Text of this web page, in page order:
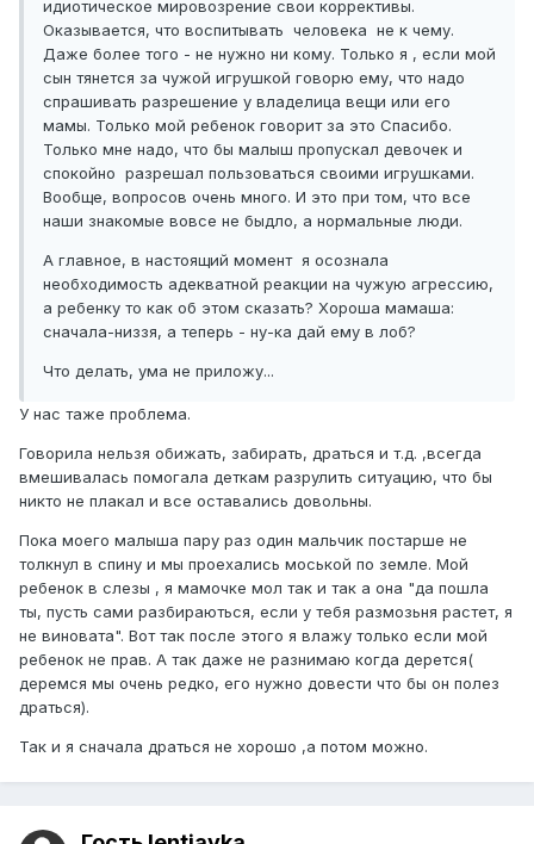
идиотическое мировозрение свои коррективы.
Оказывается, что воспитывать человека не к чему.
Даже более того - не нужно ни кому. Только я , если мой
сын тянется за чужой игрушкой говорю ему, что надо
спрашивать разрешение у владелица вещи или его
мамы. Только мой ребенок говорит за это Спасибо.
Только мне надо, что бы малыш пропускал девочек и
спокойно разрешал пользоваться своими игрушками.
Вообще, вопросов очень много. И это при том, что все
наши знакомые вовсе не быдло, а нормальные люди.
А главное, в настоящий момент я осознала
необходимость адекватной реакции на чужую агрессию,
а ребенку то как об этом сказать? Хороша мамаша:
сначала-низзя, а теперь - ну-ка дай ему в лоб?
Что делать, ума не приложу...
У нас таже проблема.
Говорила нельзя обижать, забирать, драться и т.д. ,всегда
вмешивалась помогала деткам разрулить ситуацию, что бы
никто не плакал и все оставались довольны.
Пока моего малыша пару раз один мальчик постарше не
толкнул в спину и мы проехались моськой по земле. Мой
ребенок в слезы , я мамочке мол так и так а она "да пошла
ты, пусть сами разбираються, если у тебя размозьня растет, я
не виновата". Вот так после этого я влажу только если мой
ребенок не прав. А так даже не разнимаю когда дерется(
деремся мы очень редко, его нужно довести что бы он полез
драться).
Так и я сначала драться не хорошо ,а потом можно.